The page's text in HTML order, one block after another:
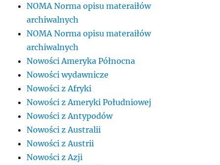
NOMA Norma opisu materaiłów
archiwalnych
NOMA Norma opisu materaiłów
archiwalnych
Nowości Ameryka Północna
Nowości wydawnicze
Nowości z Afryki
Nowości z Ameryki Południowej
Nowości z Antypodów
Nowości z Australii
Nowości z Austrii
Nowości z Azji